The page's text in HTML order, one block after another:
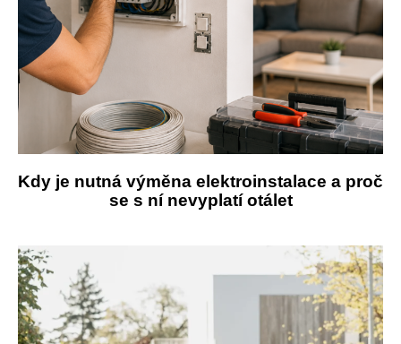
Kdy je nutná výměna elektroinstalace a proč
se s ní nevyplatí otálet